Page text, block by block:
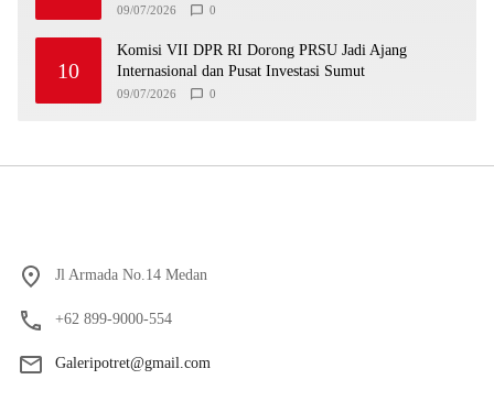
09/07/2026 0
10
Komisi VII DPR RI Dorong PRSU Jadi Ajang
Internasional dan Pusat Investasi Sumut
09/07/2026 0
Jl Armada No.14 Medan
+62 899-9000-554
Galeripotret@gmail.com